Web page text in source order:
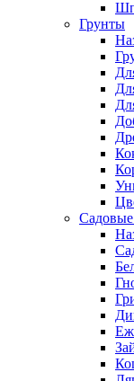
Грунты